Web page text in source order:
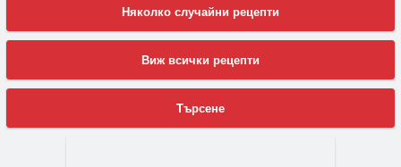
Няколко случайни рецепти
Виж всички рецепти
Търсене